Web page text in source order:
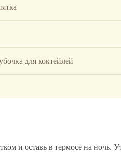
для коктейлей
и оставь в термосе на ночь.